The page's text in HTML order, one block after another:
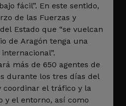
fácil”. En este sentido,
de las Fuerzas y
Estado que “se vuelcan
de Aragón tenga una
más de 650 agentes de
durante los tres días del
coordinar el tráfico y la
y el entorno, así como